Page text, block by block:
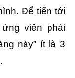
Để tiến tới
viên phải
này” ít là 3